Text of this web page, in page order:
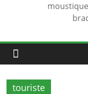
touriste